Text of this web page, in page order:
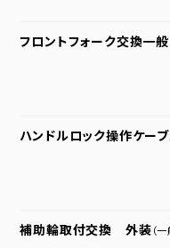
フロントフォーク交換一般
ハンドルロック操作ケー
補助輪取付交換 外装 （